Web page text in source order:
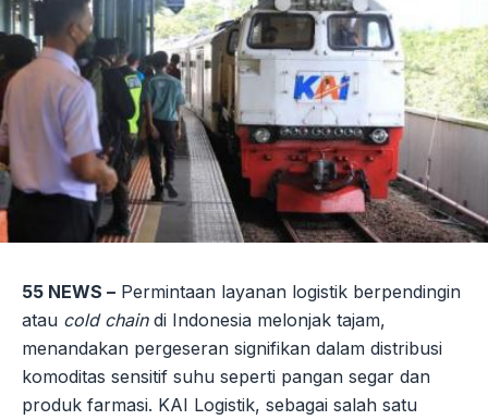
55 NEWS – Permintaan layanan logistik berpendingin
atau cold chaindi Indonesia melonjak tajam,
menandakan pergeseran signifikan dalam distribusi
komoditas sensitif suhu seperti pangan segar dan
produk farmasi. KAI Logistik, sebagai salah satu